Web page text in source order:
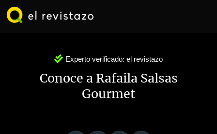
Experto verificado: el revistazo
Conoce a Rafaila Salsas
Gourmet